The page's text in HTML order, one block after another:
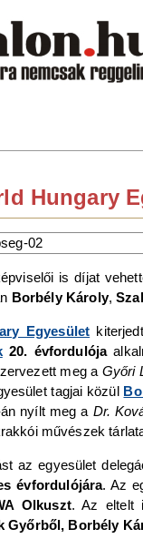
Hungary
is díjat
Borbély Károly,
Egyesület
20. évfordulója
meg a Győri
tagjai közül
nyílt meg a Dr.
művészek
az egyesület
évfordulójára. Az
Olkuszt. Az eltelt
Győrből, Borbély